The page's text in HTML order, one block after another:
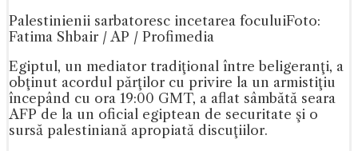
Palestinienii sarbatoresc incetarea foculuiFoto:
Fatima Shbair / AP / Profimedia
Egiptul, un mediator tradiţional între beligeranţi, a
obţinut acordul părţilor cu privire la un armistiţiu
începând cu ora 19:00 GMT, a aflat sâmbătă seara
AFP de la un oficial egiptean de securitate şi o
sursă palestiniană apropiată discuţiilor.